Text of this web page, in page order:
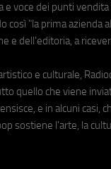
e voce dei punti
così "la prima azienda
e dell'editoria, a
e culturale,
quello che viene
e in alcuni casi,
sostiene l'arte, la